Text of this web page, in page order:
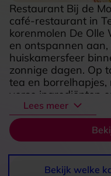
Restaurant Bij de
café-restaurant in
korenmolen De Olle
en ontspannen aan,
huiskamersfeer
zonnige dagen. Op
tea en borrelhapjes,
verse ingrediënten
regionale en
combinatie van
en de bijzondere
een fijne
uitgebreid diner of
Groningse sfeer.
Lees meer
Bekijk welke